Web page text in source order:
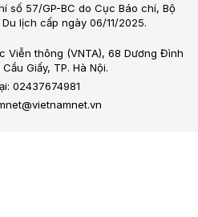
số 57/GP-BC do Cục Báo chí, Bộ
lịch cấp ngày 06/11/2025.
Viễn thông (VNTA), 68 Dương Đình
Giấy, TP. Hà Nội.
02437674981